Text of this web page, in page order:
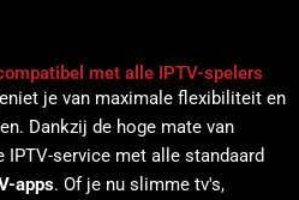
met alle IPTV-spelers
je van maximale flexibiliteit en
Dankzij de hoge mate van
service met alle standaard
apps. Of je nu slimme tv's,